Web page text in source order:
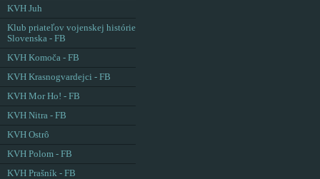
KVH Juh
Klub priateľov vojenskej histórie
Slovenska - FB
KVH Komoča - FB
KVH Krasnogvardejci - FB
KVH Mor Ho! - FB
KVH Nitra - FB
KVH Ostrô
KVH Polom - FB
KVH Prašník - FB